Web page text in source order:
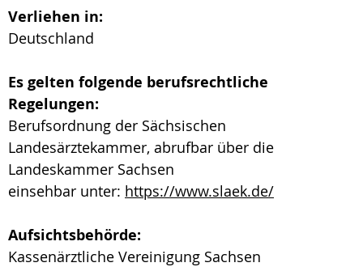
Verliehen in:
Deutschland
Es gelten folgende berufsrechtliche
Regelungen:
Berufsordnung der Sächsischen
Landesärztekammer, abrufbar über die
Landeskammer Sachsen
einsehbar unter: https://www.slaek.de/
Aufsichtsbehörde:
Kassenärztliche Vereinigung Sachsen